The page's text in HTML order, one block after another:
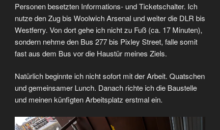
Personen besetzten Informations- und Ticketschalter. Ich
nutze den Zug bis Woolwich Arsenal und weiter die DLR bis
Westferry. Von dort gehe ich nicht zu Fuß (ca. 17 Minuten),
sondern nehme den Bus 277 bis Pixley Street, falle somit
fast aus dem Bus vor die Haustür meines Ziels.
Natürlich beginnte ich nicht sofort mit der Arbeit. Quatschen
und gemeinsamer Lunch. Danach richte ich die Baustelle
und meinen künfigten Arbeitsplatz erstmal ein.